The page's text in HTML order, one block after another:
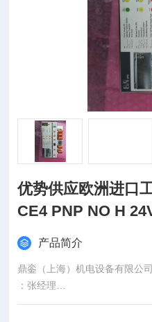
优势供应欧洲进口
CE4 PNP NO H
产品简介
鼎銮（上海）机电设备有限公司
：张经理
电 话：